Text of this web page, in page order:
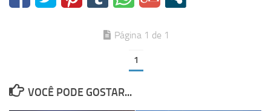
Página 1 de 1
1
VOCÊ PODE GOSTAR...